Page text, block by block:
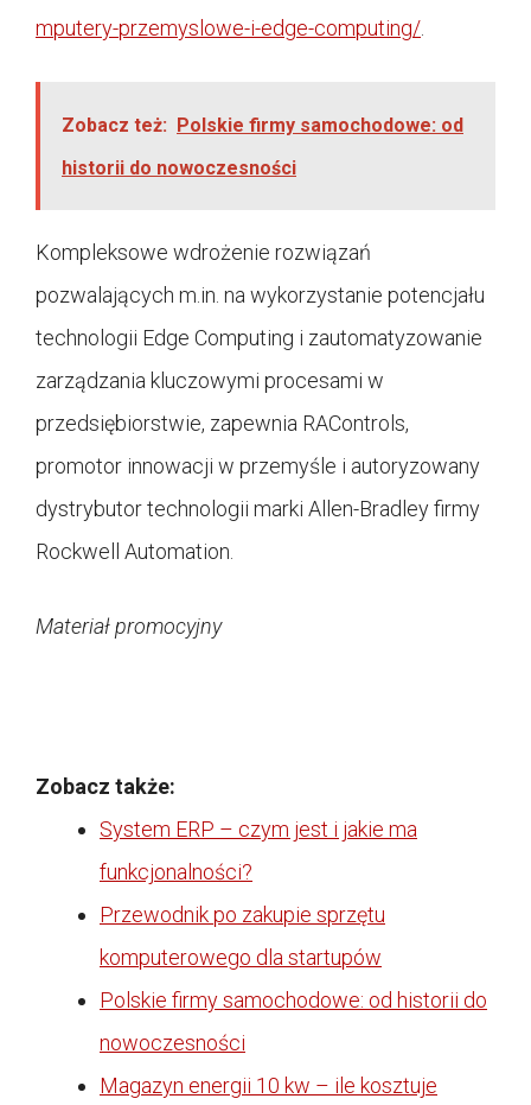
mputery-przemyslowe-i-edge-computing/
Zobacz też: Polskie firmy samochodowe: od
historii do nowoczesności
Kompleksowe wdrożenie rozwiązań
pozwalających m.in. na wykorzystanie potencjału
technologii Edge Computing i zautomatyzowanie
zarządzania kluczowymi procesami w
przedsiębiorstwie, zapewnia RAControls,
promotor innowacji w przemyśle i autoryzowany
dystrybutor technologii marki Allen-Bradley firmy
Rockwell Automation.
Materiał promocyjny
Zobacz także:
System ERP – czym jest i jakie ma
funkcjonalności?
Przewodnik po zakupie sprzętu
komputerowego dla startupów
Polskie firmy samochodowe: od historii do
nowoczesności
Magazyn energii 10 kw – ile kosztuje